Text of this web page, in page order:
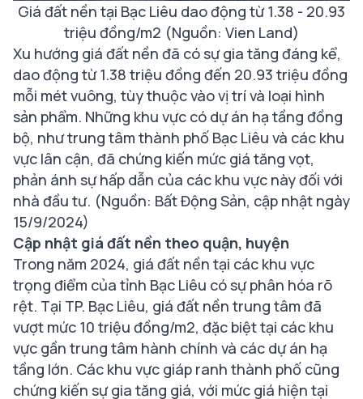
Giá đất nền tại Bạc Liêu dao động từ 1.38 - 20.93
triệu đồng/m2 (Nguồn: Vien Land)
Xu hướng giá đất nền đã có sự gia tăng đáng kể,
dao động từ 1.38 triệu đồng đến 20.93 triệu đồng
mỗi mét vuông, tùy thuộc vào vị trí và loại hình
sản phẩm. Những khu vực có dự án hạ tầng đồng
bộ, như trung tâm thành phố Bạc Liêu và các khu
vực lân cận, đã chứng kiến mức giá tăng vọt,
phản ánh sự hấp dẫn của các khu vực này đối với
nhà đầu tư. (Nguồn: Bất Động Sản, cập nhật ngày
15/9/2024)
Cập nhật giá đất nền theo quận, huyện
Trong năm 2024, giá đất nền tại các khu vực
trọng điểm của tỉnh Bạc Liêu có sự phân hóa rõ
rệt. Tại TP. Bạc Liêu, giá đất nền trung tâm đã
vượt mức 10 triệu đồng/m2, đặc biệt tại các khu
vực gần trung tâm hành chính và các dự án hạ
tầng lớn. Các khu vực giáp ranh thành phố cũng
chứng kiến sự gia tăng giá, với mức giá hiện tại